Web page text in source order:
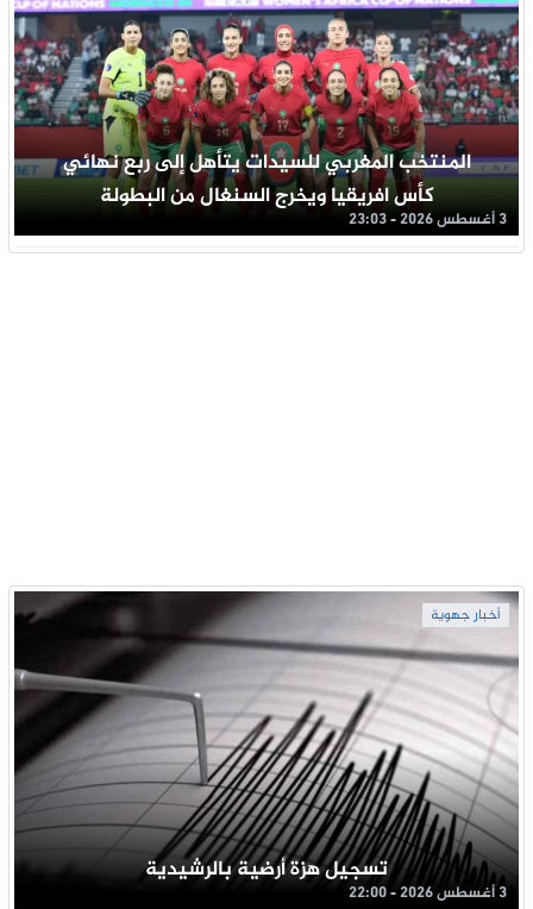
المنتخب المغربي للسيدات يتأهل إلى ربع نهائي
كأس افريقيا ويخرج السنغال من البطولة
3 أغسطس 2026 - 23:03
أخبار جهوية
تسجيل هزة أرضية بالرشيدية
3 أغسطس 2026 - 22:00